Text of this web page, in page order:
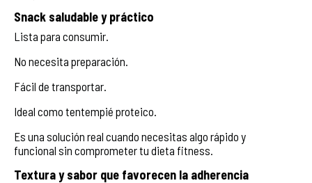
Snack saludable y práctico
Lista para consumir.
No necesita preparación.
Fácil de transportar.
Ideal como tentempié proteico.
Es una solución real cuando necesitas algo rápido y
funcional sin comprometer tu dieta fitness.
Textura y sabor que favorecen la adherencia